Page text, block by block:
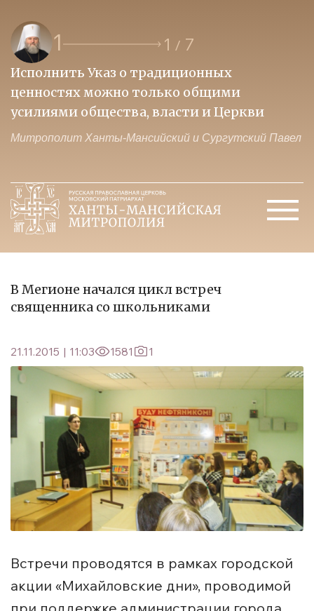
1 1 / 7
Исполнить Указ о традиционных
ценностях можно только общими
усилиями общества, власти и Церкви
Митрополит Ханты-Мансийский и Сургутский Павел
В Мегионе начался цикл встреч
священника со школьниками
21.11.2015 | 11:03 1581 1
Встречи проводятся в рамках городской
акции «Михайловские дни», проводимой